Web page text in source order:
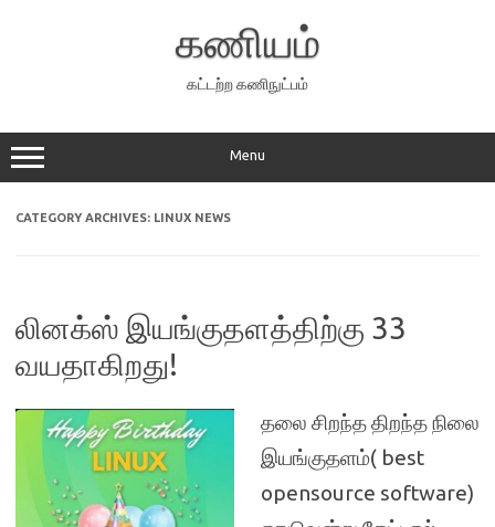
கணியம்
கட்டற்ற கணிநுட்பம்
Menu
CATEGORY ARCHIVES: LINUX NEWS
லினக்ஸ் இயங்குதளத்திற்கு 33
வயதாகிறது!
தலை சிறந்த திறந்த நிலை
இயங்குதளம்( best
opensource software)